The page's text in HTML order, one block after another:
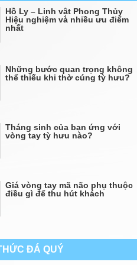
Hồ Ly – Linh vật Phong Thủy
Hiệu nghiệm và nhiều ưu điểm
nhất
Những bước quan trọng không
thể thiếu khi thờ cúng tỳ hưu?
Tháng sinh của bạn ứng với
vòng tay tỳ hưu nào?
Giá vòng tay mã não phụ thuộc
điều gì để thu hút khách
ĐÁ QUÝ